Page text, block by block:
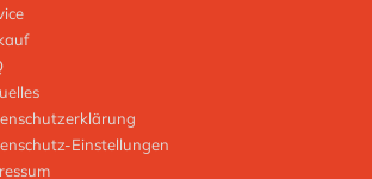
Einstellungen